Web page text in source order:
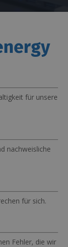
für unsere
nachweisliche
für sich.
Fehler, die wir